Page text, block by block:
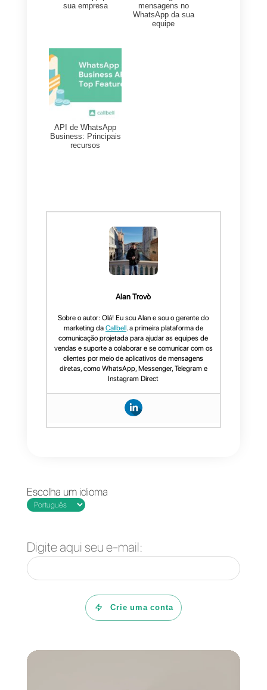
mensagens mais utilizadas
Telegram, e manter contato com
público em todos os canais em
que estão presentes. Tudo isto e
muitas outras funcionalidades
plataforma por um tempo limitado
criando uma conta diretamente
neste link.
Esperamos que este artigo tenha
sido útil para conheceres o
potencial da nossa plataforma!
Põe like ou deixa um comentário,
até a próxima!